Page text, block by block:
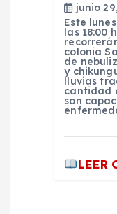
junio
Este
las 18:00
colonia
de
y
lluvias
cantidad
son
LEER